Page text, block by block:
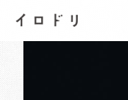
イロドリ